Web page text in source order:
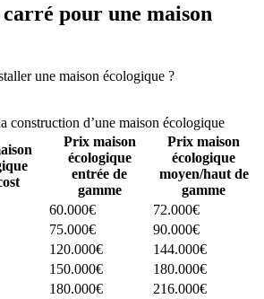
pour une maison
une maison écologique ?
construction d’une maison écologique
Prix maison
écologique
entrée de
gamme
Prix maison
écologique
moyen/haut de
gamme
60.000€
72.000€
75.000€
90.000€
120.000€
144.000€
150.000€
180.000€
180.000€
216.000€